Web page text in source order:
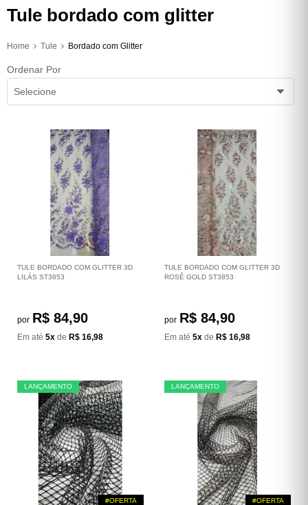
Tule bordado com glitter
Home Tule Bordado com Glitter
Ordenar Por
Selecione
TULE BORDADO COM GLITTER 3D
LILÁS ST3853
por R$ 84,90
Em até 5x de R$ 16,98
TULE BORDADO COM GLITTER 3D
ROSÊ GOLD ST3853
por R$ 84,90
Em até 5x de R$ 16,98
#OFERTA
LANÇAMENTO
#OFERTA
LANÇAMENTO